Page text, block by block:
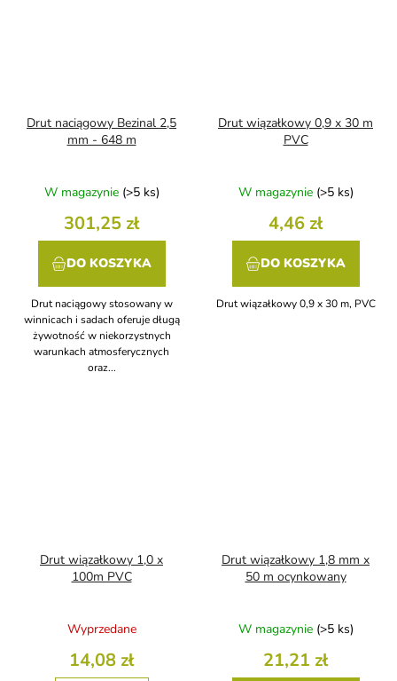
Drut naciągowy Bezinal 2,5
mm - 648 m
W magazynie (>5 ks)
301,25 zł
DO KOSZYKA
Drut naciągowy stosowany w
winnicach i sadach oferuje długą
żywotność w niekorzystnych
warunkach atmosferycznych
oraz...
Drut wiązałkowy 0,9 x 30 m
PVC
W magazynie (>5 ks)
4,46 zł
DO KOSZYKA
Drut wiązałkowy 0,9 x 30 m, PVC
Drut wiązałkowy 1,0 x
100m PVC
Wyprzedane
14,08 zł
Drut wiązałkowy 1,8 mm x
50 m ocynkowany
W magazynie (>5 ks)
21,21 zł